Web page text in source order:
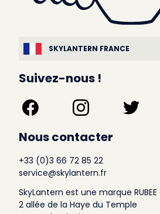
SKYLANTERN FRANCE
Suivez-nous !
Nous contacter
+33 (0)3 66 72 85 22
service@skylantern.fr
SkyLantern est une marque RUBEE
2 allée de la Haye du Temple